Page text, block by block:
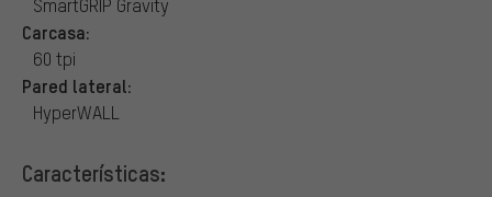
SmartGRIP Gravity
Carcasa:
60 tpi
Pared lateral:
HyperWALL
Características: